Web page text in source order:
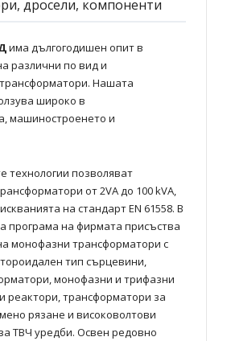
дросели, компоненти
има дългогодишен опит в
различни по вид и
Нашата
широко в
машиностроенето и
технологии позволяват
от 2VA до 100 kVA,
на стандарт EN 61558. В
програма на фирмата присъства
монофазни трансформатори с
тип сърцевини,
монофазни и трифазни
реактори, трансформатори за
рязане и високоволтови
ТВЧ уредби. Освен редовно